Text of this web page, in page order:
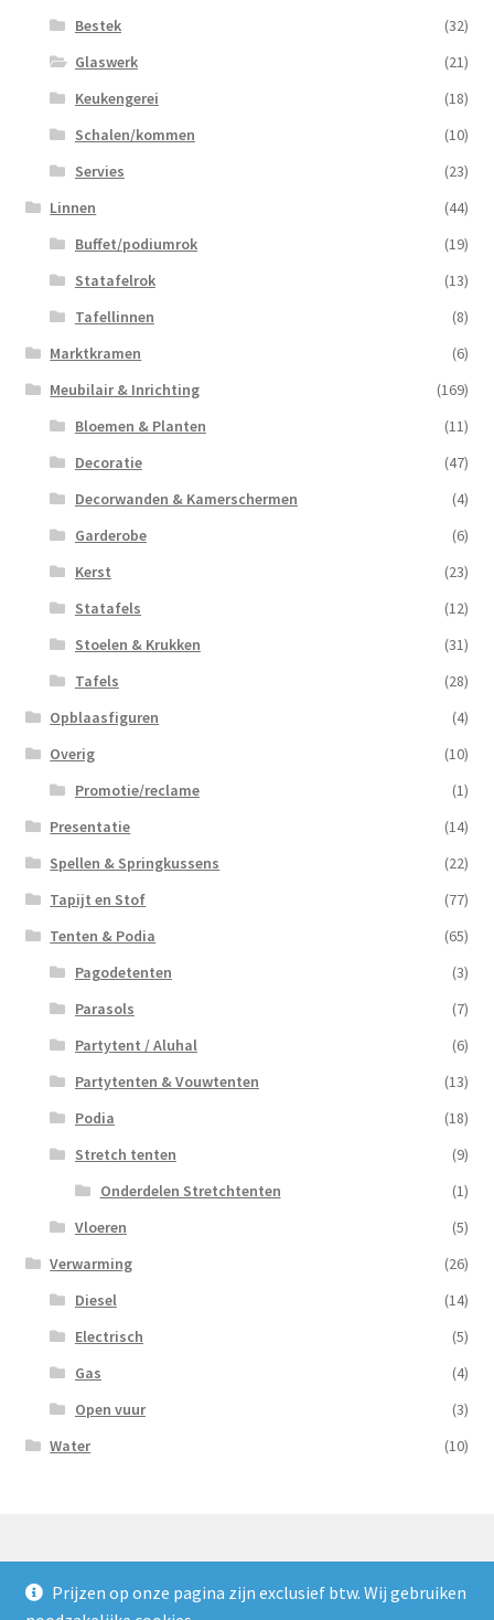
Prijzen op onze pagina zijn exclusief btw. Wij gebruiken
Bestek
(32)
Glaswerk
(21)
Keukengerei
(18)
Schalen/kommen
(10)
Servies
(23)
Linnen
(44)
Buffet/podiumrok
(19)
Statafelrok
(13)
Tafellinnen
(8)
Marktkramen
(6)
Meubilair & Inrichting
(169)
Bloemen & Planten
(11)
Decoratie
(47)
Decorwanden & Kamerschermen
(4)
Garderobe
(6)
Kerst
(23)
Statafels
(12)
Stoelen & Krukken
(31)
Tafels
(28)
Opblaasfiguren
(4)
Overig
(10)
Promotie/reclame
(1)
Presentatie
(14)
Spellen & Springkussens
(22)
Tapijt en Stof
(77)
Tenten & Podia
(65)
Pagodetenten
(3)
Parasols
(7)
Partytent / Aluhal
(6)
Partytenten & Vouwtenten
(13)
Podia
(18)
Stretch tenten
(9)
Onderdelen Stretchtenten
(1)
Vloeren
(5)
Verwarming
(26)
Diesel
(14)
Electrisch
(5)
Gas
(4)
Open vuur
(3)
Water
(10)
© Nooijens Verhuur 2026